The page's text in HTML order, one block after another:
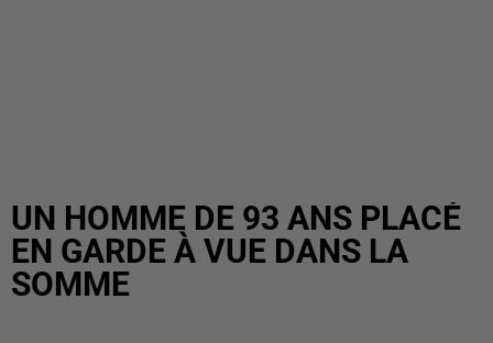
UN HOMME DE 93 ANS PLACÉ
EN GARDE À VUE DANS LA
SOMME